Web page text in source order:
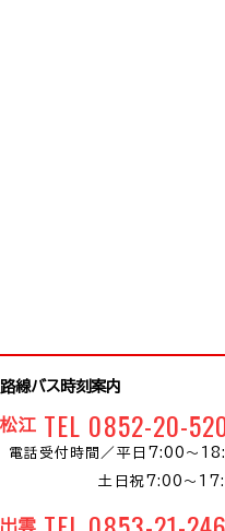
路線バス時刻案内
松江 TEL 0852-20-
電話受付時間／ 平日7:00～
土日祝7:00～
出雲